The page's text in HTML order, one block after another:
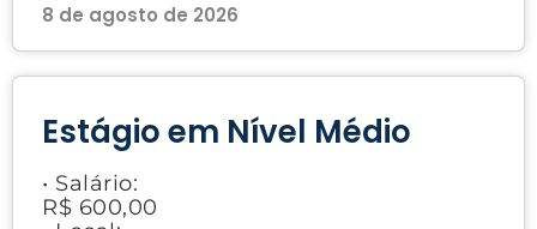
8 de agosto de 2026
Estágio em Nível Médio
• Salário:
R$ 600,00